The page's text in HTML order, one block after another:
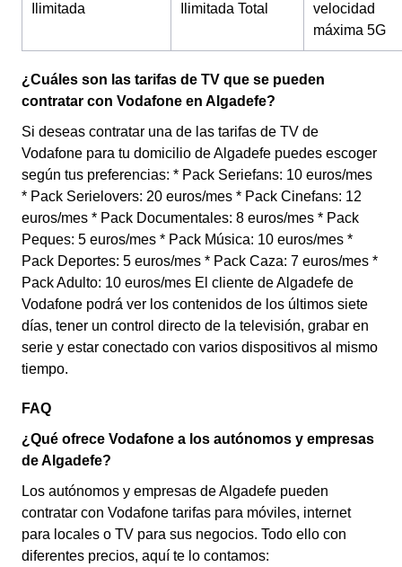
Ilimitada Ilimitada Total
velocidad
máxima 5G
¿Cuáles son las tarifas de TV que se pueden
contratar con Vodafone en Algadefe?
Si deseas contratar una de las tarifas de TV de
Vodafone para tu domicilio de Algadefe puedes escoger
según tus preferencias: * Pack Seriefans: 10 euros/mes
* Pack Serielovers: 20 euros/mes * Pack Cinefans: 12
euros/mes * Pack Documentales: 8 euros/mes * Pack
Peques: 5 euros/mes * Pack Música: 10 euros/mes *
Pack Deportes: 5 euros/mes * Pack Caza: 7 euros/mes *
Pack Adulto: 10 euros/mes El cliente de Algadefe de
Vodafone podrá ver los contenidos de los últimos siete
días, tener un control directo de la televisión, grabar en
serie y estar conectado con varios dispositivos al mismo
tiempo.
FAQ
¿Qué ofrece Vodafone a los autónomos y empresas
de Algadefe?
Los autónomos y empresas de Algadefe pueden
contratar con Vodafone tarifas para móviles, internet
para locales o TV para sus negocios. Todo ello con
diferentes precios, aquí te lo contamos: